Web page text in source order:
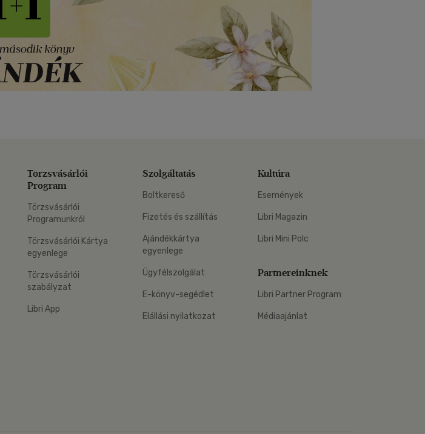
Törzsvásárlói
Program
Törzsvásárlói
Programunkról
Törzsvásárlói Kártya
egyenlege
Törzsvásárlói
szabályzat
Libri App
Szolgáltatás
Boltkereső
Fizetés és szállítás
Ajándékkártya
egyenlege
Ügyfélszolgálat
E-könyv-segédlet
Elállási nyilatkozat
Kultúra
Események
Libri Magazin
Libri Mini Polc
Partnereinknek
Libri Partner Program
Médiaajánlat